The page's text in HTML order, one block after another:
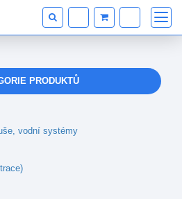
PRODUKTŮ
vodní systémy